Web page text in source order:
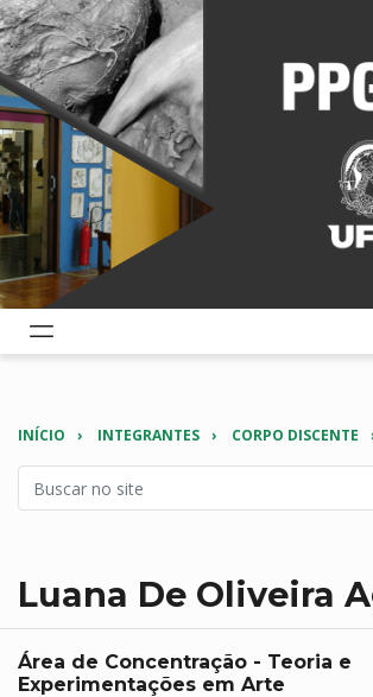
INÍCIO INTEGRANTES CORPO DISCENTE
Luana De Oliveira
Área de Concentração - Teoria e
Experimentações em Arte